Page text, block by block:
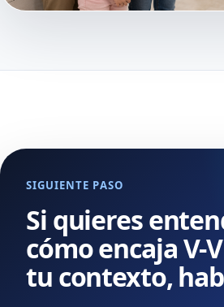
SIGUIENTE PASO
Si quieres
cómo encaja V-
tu contexto,